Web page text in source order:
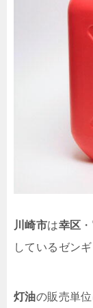
川崎市は幸区 ・
しているゼン
灯油の販売単